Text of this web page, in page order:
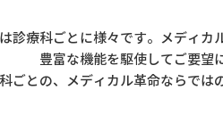
診療科ごとに様々です。メディカ
豊富な機能を駆使してご要望
ごとの、メディカル革命ならでは